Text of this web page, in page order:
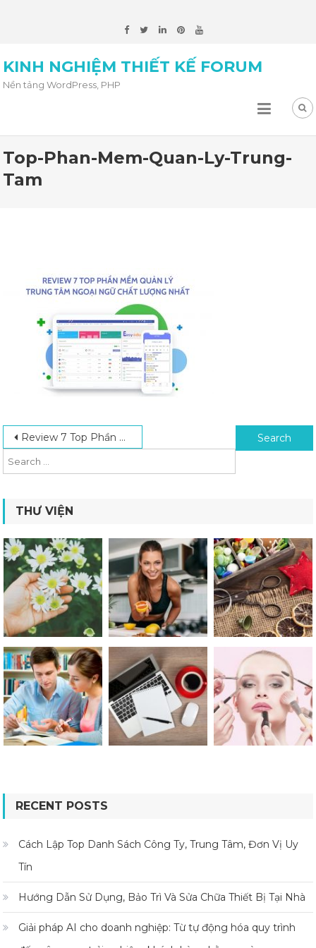
KINH NGHIỆM THIẾT KẾ FORUM
Nền tảng WordPress, PHP
Top-Phan-Mem-Quan-Ly-Trung-
Tam
Post navigation
Review 7 Top Phần Mềm Quản Lý Trung Tâm Ngoại Ngữ Chất Lượng Nhất Search for:
THƯ VIỆN
RECENT POSTS
Cách Lập Top Danh Sách Công Ty, Trung Tâm, Đơn Vị Uy
Tín
Hướng Dẫn Sử Dụng, Bảo Trì Và Sửa Chữa Thiết Bị Tại Nhà
Giải pháp AI cho doanh nghiệp: Từ tự động hóa quy trình